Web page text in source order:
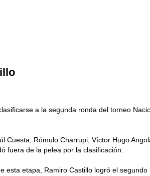
a la segunda ronda del torneo
Cuesta, Rómulo Charrupi, Víctor Hugo
fuera de la pelea por la clasificación.
esta etapa, Ramiro Castillo logró el